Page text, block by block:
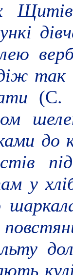
(С.
до
у